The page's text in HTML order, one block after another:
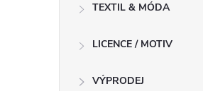
TEXTIL & MÓDA
LICENCE / MOTIV
VÝPRODEJ